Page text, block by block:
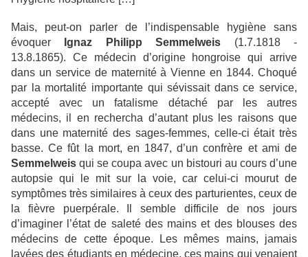
Mais, peut-on parler de l’indispensable hygiène sans
évoquer
Ignaz Philipp Semmelweis (1.7.1818 -
13.8.1865). Ce médecin d’origine hongroise qui arrive
dans un service de maternité à Vienne en 1844. Choqué
par la mortalité importante qui sévissait dans ce service,
accepté avec un fatalisme détaché par les autres
médecins, il en rechercha d’autant plus les raisons que
dans une maternité des sages-femmes, celle-ci était très
basse. Ce fût la mort, en 1847, d’un confrère et ami de
Semmelweis qui se coupa avec un bistouri au cours d’une
autopsie qui le mit sur la voie, car celui-ci mourut de
symptômes très similaires à ceux des parturientes, ceux de
la fièvre puerpérale. Il semble difficile de nos jours
d’imaginer l’état de saleté des mains et des blouses des
médecins de cette époque. Les mêmes mains, jamais
lavées des étudiants en médecine, ces mains qui venaient